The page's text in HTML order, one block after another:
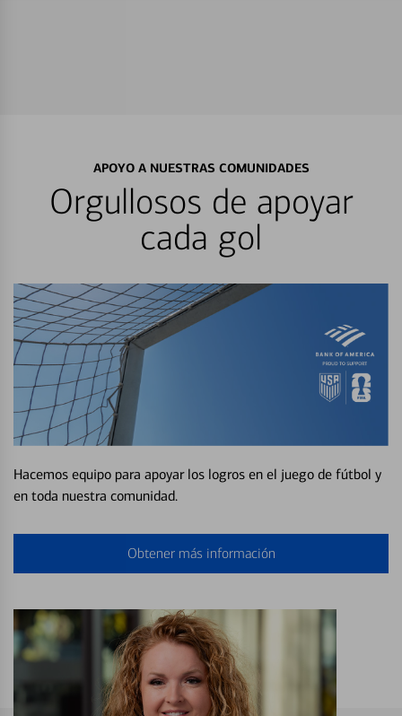
APOYO A NUESTRAS COMUNIDADES
Orgullosos de apoyar
cada gol
Hacemos equipo para apoyar los logros en el juego de fútbol y
en toda nuestra comunidad.
Obtener más información